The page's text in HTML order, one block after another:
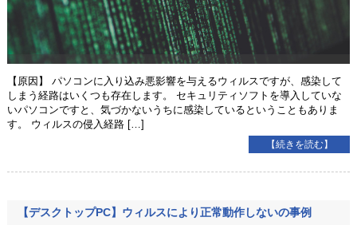
【原因】 パソコンに入り込み悪影響を与えるウィルスですが、感染して
しまう経路はいくつも存在します。 セキュリティソフトを導入していな
いパソコンですと、気づかないうちに感染しているということもありま
す。 ウィルスの侵入経路 […]
【続きを読む】
【デスクトップPC】ウィルスにより正常動作しないの事例